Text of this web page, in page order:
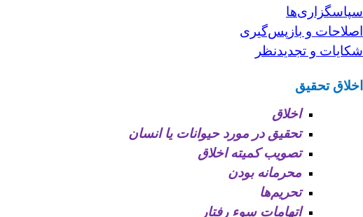
سپاسگزاریها
اصلاحات و بازپس‌گیری
شکایات و تجدیدنظر
اخلاق تحقیق
اخلاق
تحقیق در مورد حیوانات یا انسان
تصویب کمیته اخلاق
محرمانه بودن
تحریم‌ها
اتهامات سوء رفتار